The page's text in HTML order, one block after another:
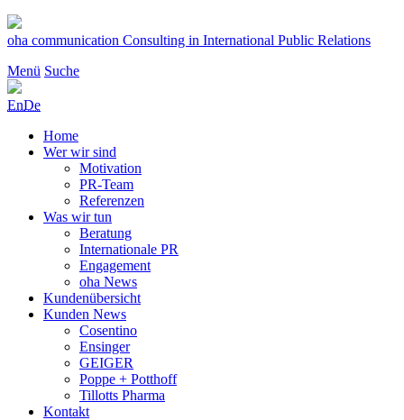
Zum
Inhalt
oha communication Consulting in International Public Relations
Menü Suche
EnDe
Home
Wer wir sind
Motivation
PR-Team
Referenzen
Was wir tun
Beratung
Internationale PR
Engagement
oha News
Kundenübersicht
Kunden News
Cosentino
Ensinger
GEIGER
Poppe + Potthoff
Tillotts Pharma
Kontakt